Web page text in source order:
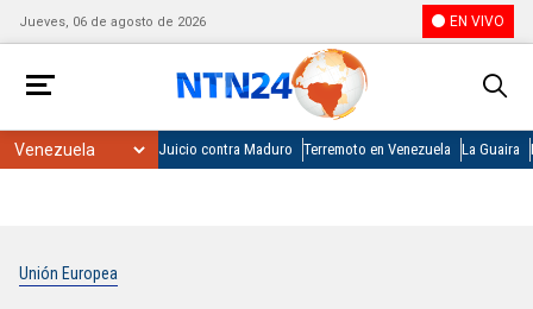
Jueves, 06 de agosto de 2026 EN VIVO
Juicio contra Maduro Terremoto en Venezuela La Guaira
Unión Europea